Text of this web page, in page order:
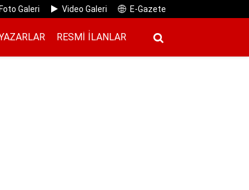
Galeri Video Galeri E-Gazete
RESMI İ̇LANLAR